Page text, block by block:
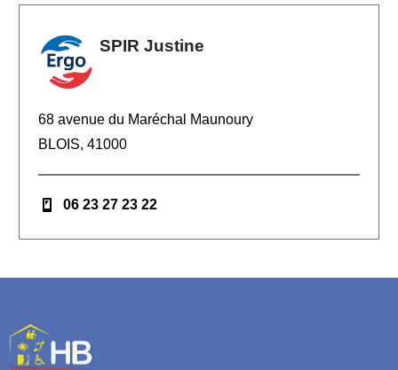
SPIR Justine
68 avenue du Maréchal Maunoury
BLOIS, 41000
06 23 27 23 22